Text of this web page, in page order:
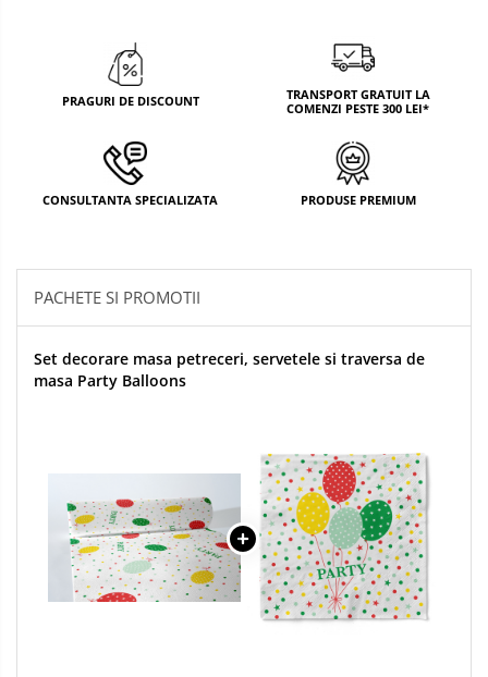
DECOR IARNA
TEMATICA CULINARA
DECOR MOS NICOLAE
TEMATICA FLORALA
PRAGURI DE DISCOUNT
TRANSPORT GRATUIT LA
COMENZI PESTE 300 LEI*
CONSULTANTA SPECIALIZATA PRODUSE PREMIUM
PACHETE SI PROMOTII
Set decorare masa petreceri, servetele si traversa de
masa Party Balloons